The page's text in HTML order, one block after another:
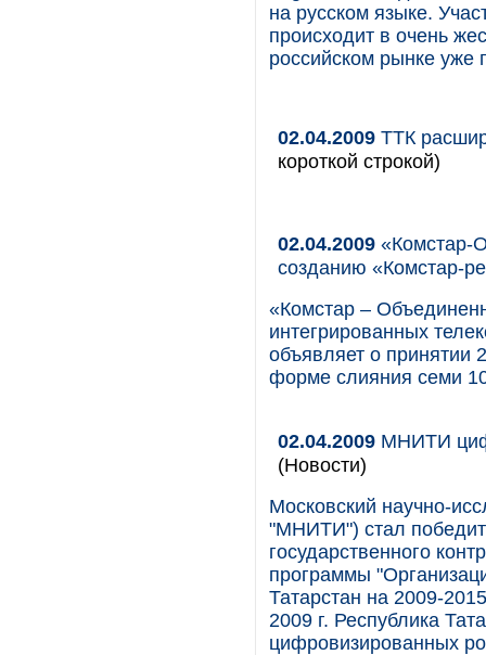
на русском языке.
происходит в очень
российском рынке уже
02.04.2009 ТТК
короткой строкой)
02.04.2009 «Комстар-
созданию «Комстар-
«Комстар –
интегрированных
объявляет о принятии
форме слияния семи
02.04.2009 МНИТИ
(Новости)
Московский научно-
"МНИТИ") стал
государственного
программы
Татарстан на 2009-
2009 г. Республика
цифровизированных